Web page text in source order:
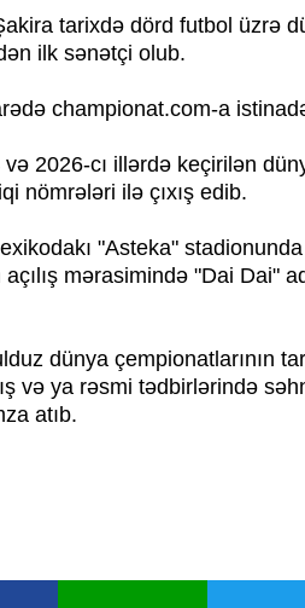
tarixdə dörd futbol üzrə
ilk sənətçi olub.
championat.com-a
2026-cı illərdə keçirilən
nömrələri ilə çıxış edib.
"Asteka"
mərasimində "Dai Dai"
dünya çempionatlarının
və ya rəsmi tədbirlərində
atıb.